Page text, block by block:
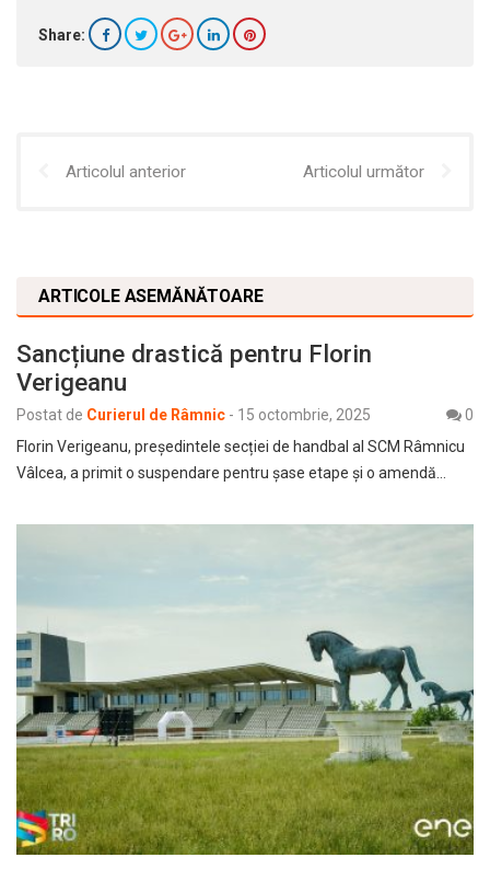
Share:
Articolul anterior Articolul următor
ARTICOLE ASEMĂNĂTOARE
Sancțiune drastică pentru Florin
Verigeanu
Postat de Curierul de Râmnic - 15 octombrie, 2025
0
Florin Verigeanu, președintele secției de handbal al SCM Râmnicu
Vâlcea, a primit o suspendare pentru șase etape și o amendă…